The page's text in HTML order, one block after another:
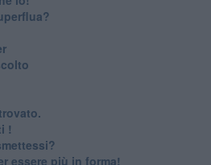
!
essere più in forma!